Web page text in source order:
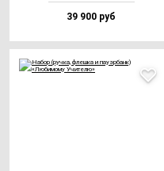
39 900 руб